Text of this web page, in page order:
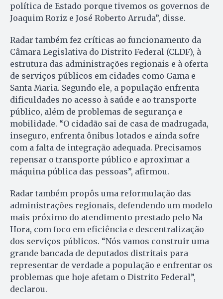
política de Estado porque tivemos os governos de
Joaquim Roriz e José Roberto Arruda”, disse.
Radar também fez críticas ao funcionamento da
Câmara Legislativa do Distrito Federal (CLDF), à
estrutura das administrações regionais e à oferta
de serviços públicos em cidades como Gama e
Santa Maria. Segundo ele, a população enfrenta
dificuldades no acesso à saúde e ao transporte
público, além de problemas de segurança e
mobilidade. “O cidadão sai de casa de madrugada,
inseguro, enfrenta ônibus lotados e ainda sofre
com a falta de integração adequada. Precisamos
repensar o transporte público e aproximar a
máquina pública das pessoas”, afirmou.
Radar também propôs uma reformulação das
administrações regionais, defendendo um modelo
mais próximo do atendimento prestado pelo Na
Hora, com foco em eficiência e descentralização
dos serviços públicos. “Nós vamos construir uma
grande bancada de deputados distritais para
representar de verdade a população e enfrentar os
problemas que hoje afetam o Distrito Federal”,
declarou.